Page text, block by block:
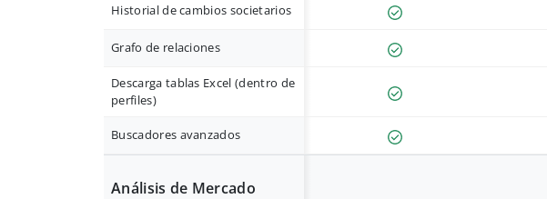
Historial de cambios societarios
Grafo de relaciones
Descarga tablas Excel (dentro de
perfiles)
Buscadores avanzados
Análisis de Mercado